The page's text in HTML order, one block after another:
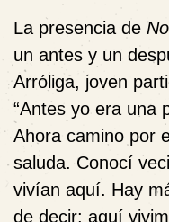
La presencia de
un antes y un
Arróliga, joven
“Antes yo era una
Ahora camino por
saluda. Conocí
vivían aquí. Hay
de decir: aquí